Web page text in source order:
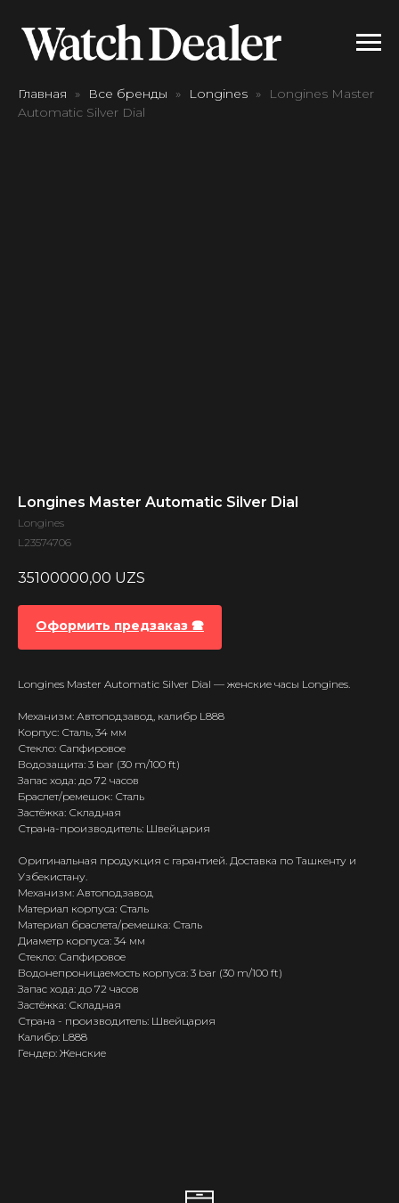
Главная Все бренды Longines
Longines Master
Automatic Silver Dial
Longines Master Automatic Silver Dial
Longines
L23574706
35100000,00 UZS
Оформить предзаказ 🕿
Longines Master Automatic Silver Dial — женские часы Longines.
Механизм: Автоподзавод, калибр L888
Корпус: Сталь, 34 мм
Стекло: Сапфировое
Водозащита: 3 bar (30 m/100 ft)
Запас хода: до 72 часов
Браслет/ремешок: Сталь
Застёжка: Складная
Страна-производитель: Швейцария
Оригинальная продукция с гарантией. Доставка по Ташкенту и
Узбекистану.
Механизм: Автоподзавод
Материал корпуса: Сталь
Материал браслета/ремешка: Сталь
Диаметр корпуса: 34 мм
Стекло: Сапфировое
Водонепроницаемость корпуса: 3 bar (30 m/100 ft)
Запас хода: до 72 часов
Застёжка: Складная
Страна - производитель: Швейцария
Калибр: L888
Гендер: Женские